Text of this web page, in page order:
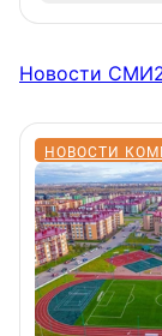
Новости
НОВОСТИ